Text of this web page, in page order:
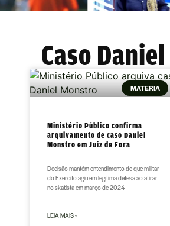
Caso
MATÉRIA
Ministério Público confirma
arquivamento de caso Daniel
Monstro em Juiz de Fora
Decisão mantém entendimento de que militar
do Exército agiu em legítima defesa ao atirar
no skatista em março de 2024
LEIA MAIS »